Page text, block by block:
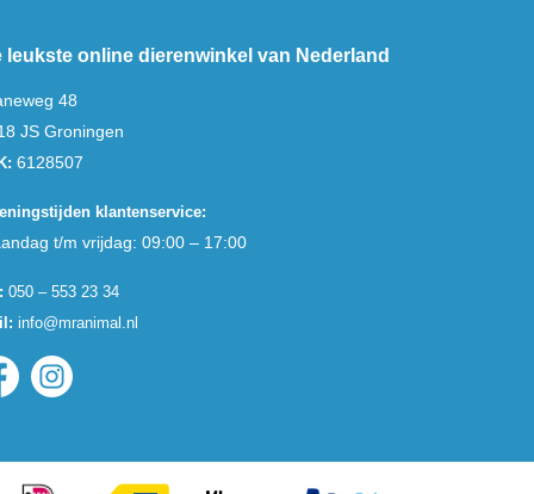
leukste online dierenwinkel van Nederland
48
JS Groningen
6128507
klantenservice:
t/m vrijdag: 09:00 – 17:00
050 – 553 23 34
info@mranimal.nl